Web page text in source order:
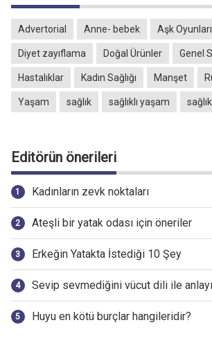
Advertorial Anne- bebek Aşk Oyunları
Diyet zayıflama Doğal Ürünler Genel
Hastalıklar Kadın Sağlığı Manşet
Yaşam sağlık sağlıklı yaşam
Editörün önerileri
Kadınların zevk noktaları
Ateşli bir yatak odası için öneriler
Erkeğin Yatakta İstediği 10 Şey
Sevip sevmediğini vücut dili ile
Huyu en kötü burçlar hangileridir?